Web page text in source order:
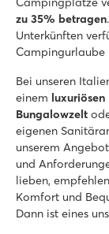
Besuchen Sie
hu Fabulous village
hu Fabulous village
Italien - Mittel- und
★ ★ ★
Großer
Stilvolles
Organisierte
Okay Lido
Okay Lido
zu 35% betragen
Unterkünften
Campingurlaube
Bei unseren
einem
Bungalowzelt
eigenen
unserem
und
lieben,
Komfort und
Dann ist eines